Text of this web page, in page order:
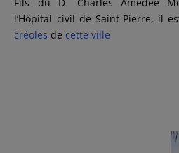
Fils du D
Charles Amédée
l’Hôpital civil de Saint-Pierre, il
créoles de cette ville